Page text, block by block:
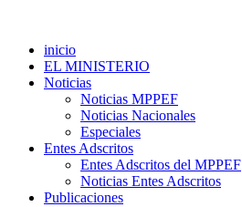
inicio
EL MINISTERIO
Noticias
Noticias MPPEF
Noticias Nacionales
Especiales
Entes Adscritos
Entes Adscritos del MPPEF
Noticias Entes Adscritos
Publicaciones